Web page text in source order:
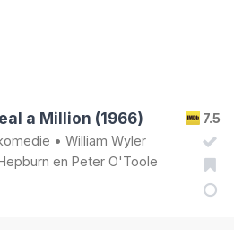
7.5
a Million (1966)
• William Wyler
en Peter O'Toole